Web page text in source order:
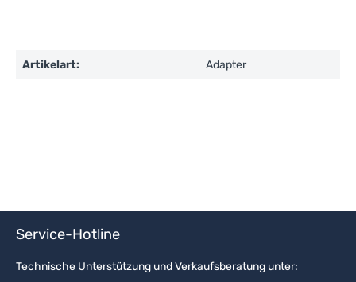
Artikelart: Adapter
Service-Hotline
Technische Unterstützung und Verkaufsberatung unter: